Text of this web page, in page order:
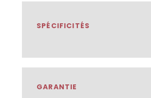
SPÉCIFICITÉS
GARANTIE